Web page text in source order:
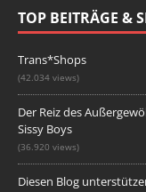
TOP BEITRÄGE &
Trans*Shops
(42.034 views)
Der Reiz des
Sissy Boys
(36.920 views)
Diesen Blog